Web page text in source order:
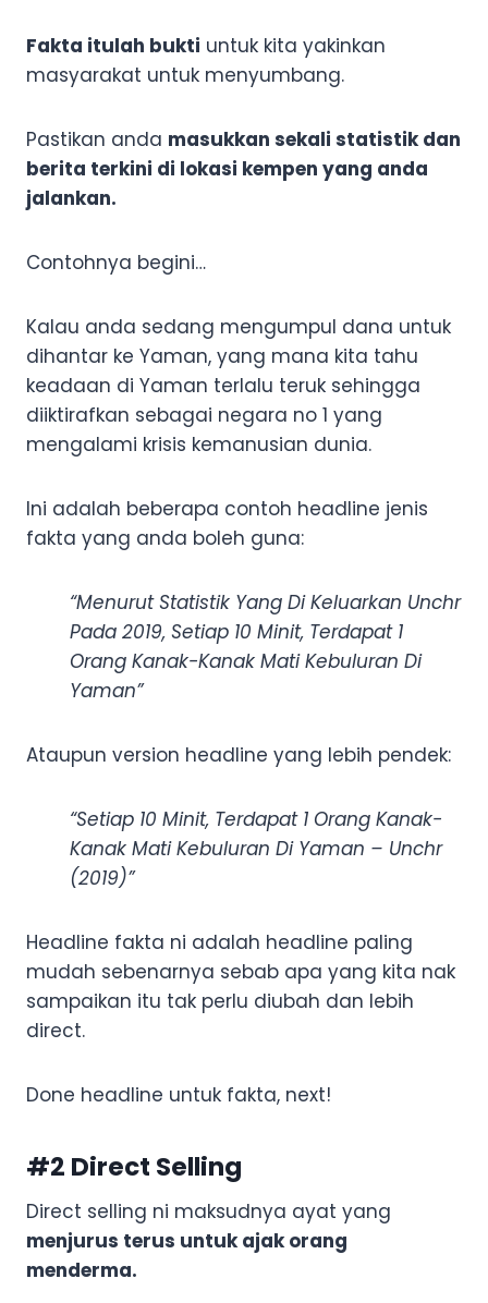
Fakta itulah bukti untuk kita yakinkan
masyarakat untuk menyumbang.
Pastikan anda masukkan sekali statistik dan
berita terkini di lokasi kempen yang anda
jalankan.
Contohnya begini…
Kalau anda sedang mengumpul dana untuk
dihantar ke Yaman, yang mana kita tahu
keadaan di Yaman terlalu teruk sehingga
diiktirafkan sebagai negara no 1 yang
mengalami krisis kemanusian dunia.
Ini adalah beberapa contoh headline jenis
fakta yang anda boleh guna:
“Menurut Statistik Yang Di Keluarkan Unchr
Pada 2019, Setiap 10 Minit, Terdapat 1
Orang Kanak-Kanak Mati Kebuluran Di
Yaman”
Ataupun version headline yang lebih pendek:
“Setiap 10 Minit, Terdapat 1 Orang Kanak-
Kanak Mati Kebuluran Di Yaman – Unchr
(2019)”
Headline fakta ni adalah headline paling
mudah sebenarnya sebab apa yang kita nak
sampaikan itu tak perlu diubah dan lebih
direct.
Done headline untuk fakta, next!
#2 Direct Selling
Direct selling ni maksudnya ayat yang
menjurus terus untuk ajak orang
menderma.